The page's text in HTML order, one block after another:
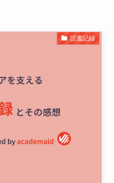
読書記録